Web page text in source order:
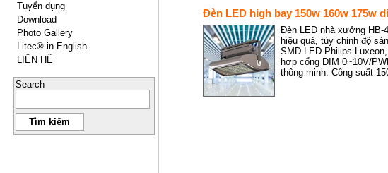
Đèn LED high bay 150w 160w 175w
Đèn LED nhà xưởng HB-
hiệu quả, tùy chỉnh độ
SMD LED Philips
hợp cổng DIM 0~10V/
thông minh. Công suất
Tuyển dụng
Download
Photo Gallery
Litec® in English
LIÊN HỆ
Search